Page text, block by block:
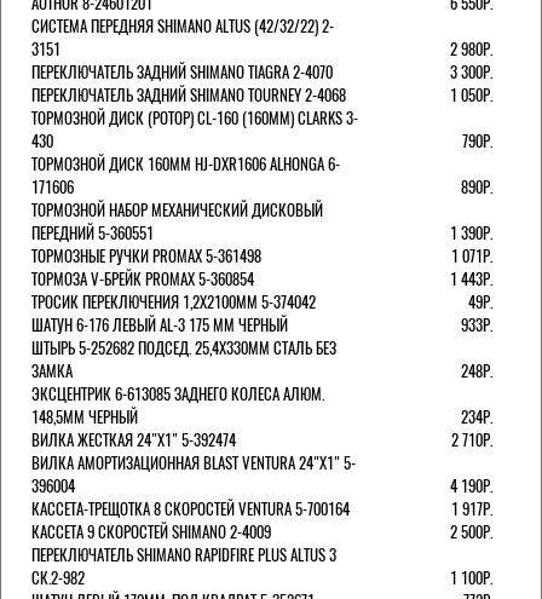
СИСТЕМА ПЕРЕДНЯЯ SHIMANO ALTUS (42/32/22) 2-
3151
2 980Р.
ПЕРЕКЛЮЧАТЕЛЬ ЗАДНИЙ SHIMANO TIAGRA 2-4070
3 300Р.
ПЕРЕКЛЮЧАТЕЛЬ ЗАДНИЙ SHIMANO TOURNEY 2-4068
1 050Р.
ТОРМОЗНОЙ ДИСК (РОТОР) CL-160 (160ММ) CLARKS 3-
430
790Р.
ТОРМОЗНОЙ ДИСК 160ММ HJ-DXR1606 ALHONGA 6-
171606
890Р.
ТОРМОЗНОЙ НАБОР МЕХАНИЧЕСКИЙ ДИСКОВЫЙ
ПЕРЕДНИЙ 5-360551
1 390Р.
ТОРМОЗНЫЕ РУЧКИ PROMAX 5-361498
1 071Р.
ТОРМОЗА V-БРЕЙК PROMAX 5-360854
1 443Р.
ТРОСИК ПЕРЕКЛЮЧЕНИЯ 1,2Х2100ММ 5-374042
49Р.
ШАТУН 6-176 ЛЕВЫЙ AL-3 175 ММ ЧЕРНЫЙ
933Р.
ШТЫРЬ 5-252682 ПОДСЕД. 25,4Х330ММ СТАЛЬ БЕЗ
ЗАМКА
248Р.
ЭКСЦЕНТРИК 6-613085 ЗАДНЕГО КОЛЕСА АЛЮМ.
148,5ММ ЧЕРНЫЙ
234Р.
ВИЛКА ЖЕСТКАЯ 24"Х1" 5-392474
2 710Р.
ВИЛКА АМОРТИЗАЦИОННАЯ BLAST VENTURA 24"Х1" 5-
396004
4 190Р.
КАССЕТА-ТРЕЩОТКА 8 СКОРОСТЕЙ VENTURA 5-700164
1 917Р.
КАССЕТА 9 СКОРОСТЕЙ SHIMANO 2-4009
2 500Р.
ПЕРЕКЛЮЧАТЕЛЬ SHIMANO RAPIDFIRE PLUS ALTUS 3
СК.2-982
1 100Р.